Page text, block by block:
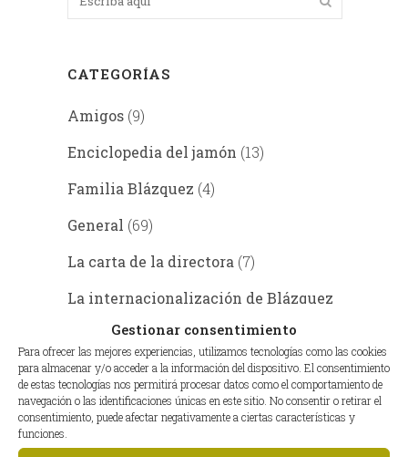
Gestionar consentimiento
Para ofrecer las mejores experiencias, utilizamos tecnologías como las cookies
para almacenar y/o acceder a la información del dispositivo. El consentimiento
de estas tecnologías nos permitirá procesar datos como el comportamiento de
navegación o las identificaciones únicas en este sitio. No consentir o retirar el
consentimiento, puede afectar negativamente a ciertas características y
funciones.
CATEGORÍAS
Amigos (9)
Enciclopedia del jamón (13)
Familia Blázquez (4)
General (69)
La carta de la directora (7)
La internacionalización de Blázquez
Lugares(8)
motoGP(2)